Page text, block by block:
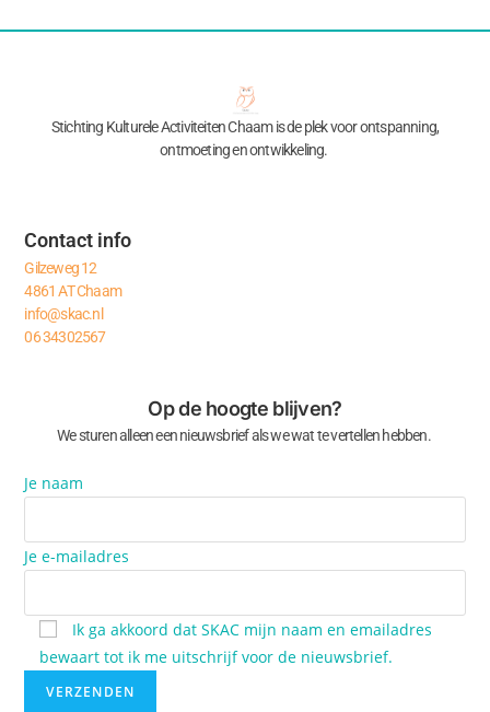
Stichting Kulturele Activiteiten Chaam is de plek voor ontspanning,
ontmoeting en ontwikkeling.
Contact info
Gilzeweg 12
4861 AT Chaam
info@skac.nl
06 34302567
Op de hoogte blijven?
We sturen alleen een nieuwsbrief als we wat te vertellen hebben.
Je naam
Je e-mailadres
Ik ga akkoord dat SKAC mijn naam en emailadres
bewaart tot ik me uitschrijf voor de nieuwsbrief.